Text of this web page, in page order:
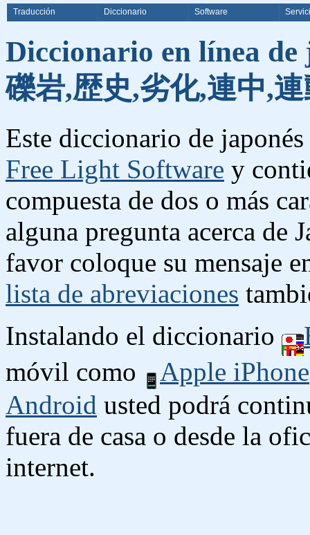
Traducción Diccionario Software
Diccionario en línea
礫岩,歴史,劣化,連中,
Este diccionario de
Free Light Software y
compuesta de dos o más
alguna pregunta acerca de
favor coloque su mensaje
lista de abreviaciones
Instalando el diccionario
móvil como
Apple iPhone
Android usted podrá
fuera de casa o desde la
internet.